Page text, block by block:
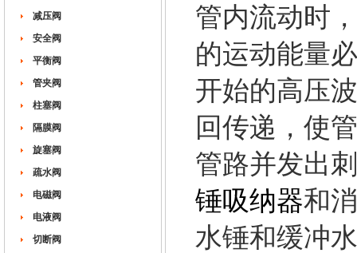
减压阀
安全阀
平衡阀
管夹阀
柱塞阀
隔膜阀
旋塞阀
疏水阀
电磁阀
电液阀
切断阀
管内流动时
的运动能量
开始的高压
回传递，使
管路并发出
锤吸纳器和
水锤和缓冲